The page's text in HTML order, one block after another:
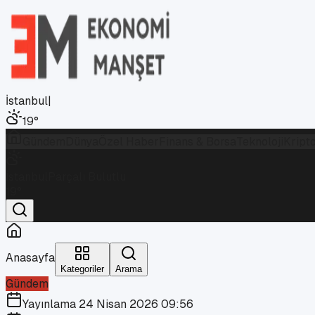
İstanbul|
19°
Anasayfa
Kategoriler Arama
Gündem
Yayınlama 24 Nisan 2026 09:56